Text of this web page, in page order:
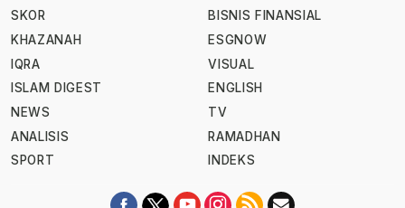
SKOR
KHAZANAH
IQRA
ISLAM DIGEST
NEWS
ANALISIS
SPORT
BISNIS FINANSIAL
ESGNOW
VISUAL
ENGLISH
TV
RAMADHAN
INDEKS